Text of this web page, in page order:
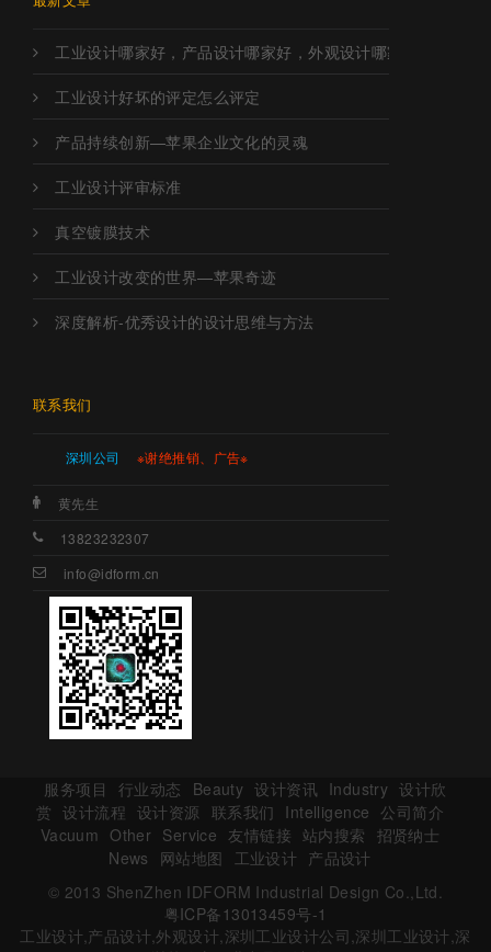
工业设计哪家好，产品设计哪家好，外观设计哪家好，工业设
工业设计好坏的评定怎么评定
产品持续创新—苹果企业文化的灵魂
工业设计评审标准
真空镀膜技术
工业设计改变的世界—苹果奇迹
深度解析-优秀设计的设计思维与方法
联系我们
深圳公司 ※谢绝推销、广告※
黄先生
13823232307
info@idform.cn
服务项目 行业动态 Beauty 设计资讯 Industry 设计欣
赏 设计流程 设计资源 联系我们 Intelligence 公司简介
Vacuum Other Service 友情链接 站内搜索 招贤纳士
News
网站地图 工业设计 产品设计
© 2013 ShenZhen IDFORM Industrial Design Co.,Ltd.
粤ICP备13013459号-1
工业设计,产品设计,外观设计,深圳工业设计公司,深圳工业设计,深